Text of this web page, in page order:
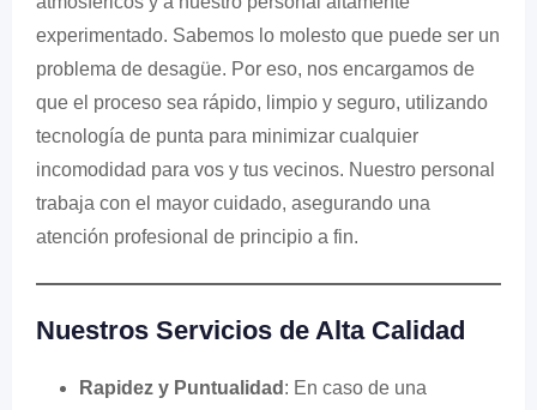
experimentado. Sabemos lo molesto que puede ser un
problema de desagüe. Por eso, nos encargamos de
que el proceso sea rápido, limpio y seguro, utilizando
tecnología de punta para minimizar cualquier
incomodidad para vos y tus vecinos. Nuestro personal
trabaja con el mayor cuidado, asegurando una
atención profesional de principio a fin.
Nuestros Servicios de Alta Calidad
Rapidez y Puntualidad : En caso de una